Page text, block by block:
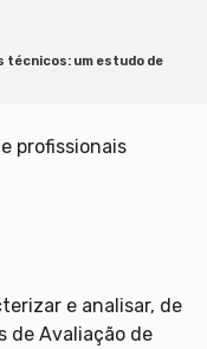
técnicos: um estudo de
profissionais
e analisar, de
de Avaliação de